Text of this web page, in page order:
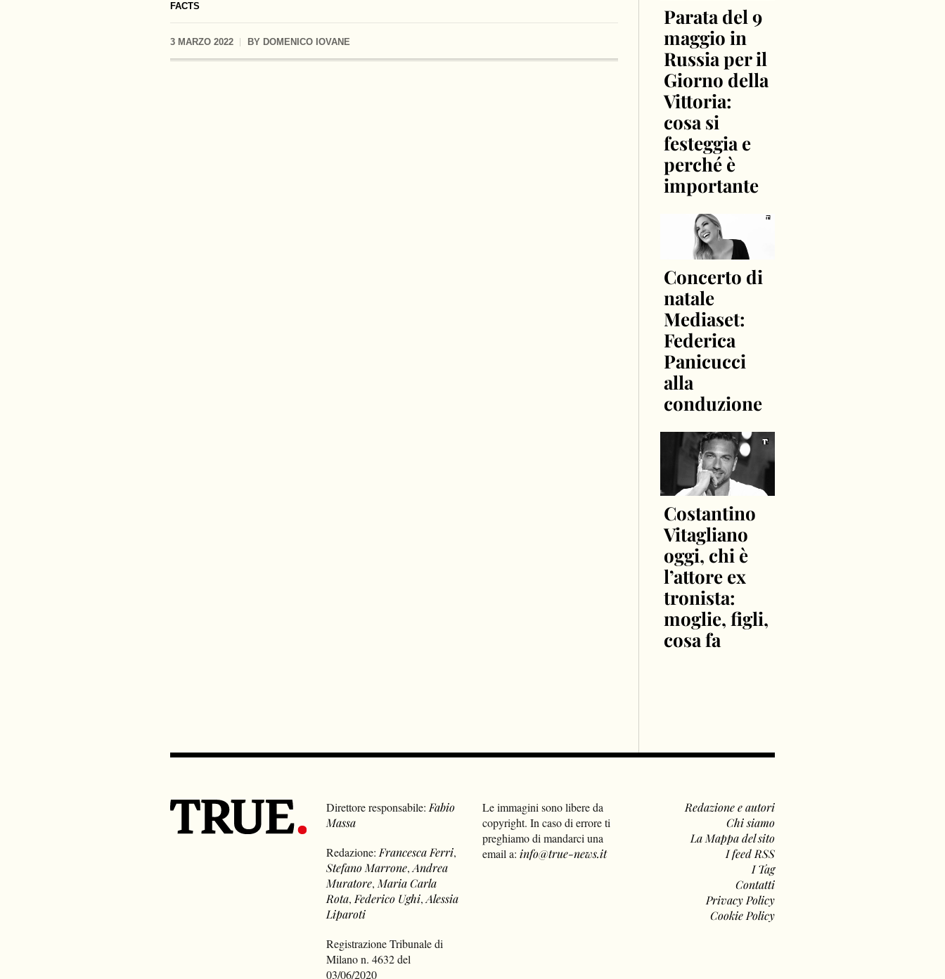
FACTS
3 MARZO 2022 BY DOMENICO IOVANE
Parata del 9
maggio in
Russia per il
Giorno della
Vittoria:
cosa si
festeggia e
perché è
importante
Concerto di
natale
Mediaset:
Federica
Panicucci
alla
conduzione
Costantino
Vitagliano
oggi, chi è
l’attore ex
tronista:
moglie, figli,
cosa fa
Direttore responsabile:Fabio
Massa
Redazione:Francesca Ferri,
Stefano Marrone,Andrea
Muratore,Maria Carla
Rota,Federico Ughi,Alessia
Liparoti
Registrazione Tribunale di
Milano n. 4632 del
03/06/2020
Le immagini sono libere da
copyright. In caso di errore ti
preghiamo di mandarci una
email a: info@true-news.it
Redazione e autori
Chi siamo
La Mappa del sito
I feed RSS
I Tag
Contatti
Privacy Policy
Cookie Policy